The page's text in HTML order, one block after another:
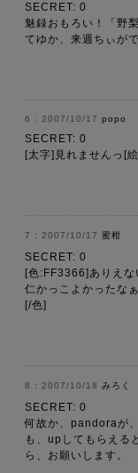
SECRET: 0
魅録おもろい！「野
てゆか、来週ちぃが
2007/10/17 popo
SECRET: 0
[太字]見れませんっ[
2007/10/17 蜜柑
SECRET: 0
[色:FF3366]ありえ
仁かっこよかったな
[/色]
2007/10/18 みろく
SECRET: 0
何故か、pandoraが
も、upしてもらえる
ら、お願いします。